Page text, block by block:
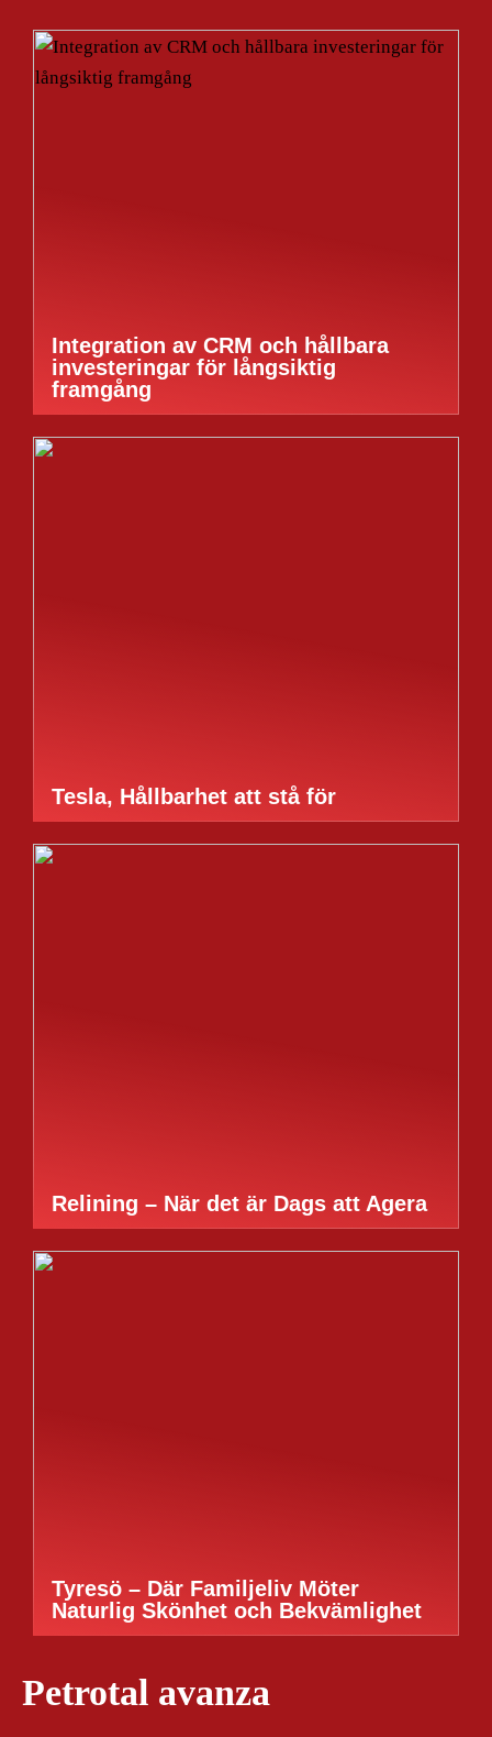
Integration av CRM och hållbara
investeringar för långsiktig
framgång
Tesla, Hållbarhet att stå för
Relining – När det är Dags att Agera
Tyresö – Där Familjeliv Möter
Naturlig Skönhet och Bekvämlighet
Petrotal avanza